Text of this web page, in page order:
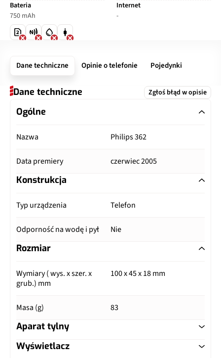
Bateria
750 mAh
Internet
-
Dane techniczne Opinie o telefonie Pojedynki
Dane techniczne Zgłoś błąd w opisie
Ogólne
Nazwa Philips 362
Data premiery czerwiec 2005
Konstrukcja
Typ urządzenia Telefon
Odporność na wodę i pył Nie
Rozmiar
Wymiary ( wys. x szer. x
grub.) mm
100 x 45 x 18 mm
Masa (g) 83
Aparat tylny
Główny aparat
Wyświetlacz